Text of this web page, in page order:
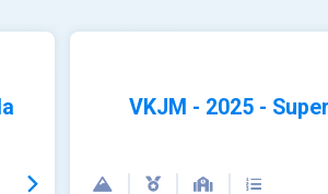
VKJM - 2025 -